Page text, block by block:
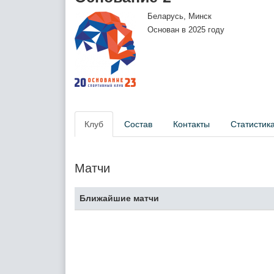
Беларусь, Минск
Основан в 2025 году
Клуб Состав Контакты
Матчи
Ближайшие матчи